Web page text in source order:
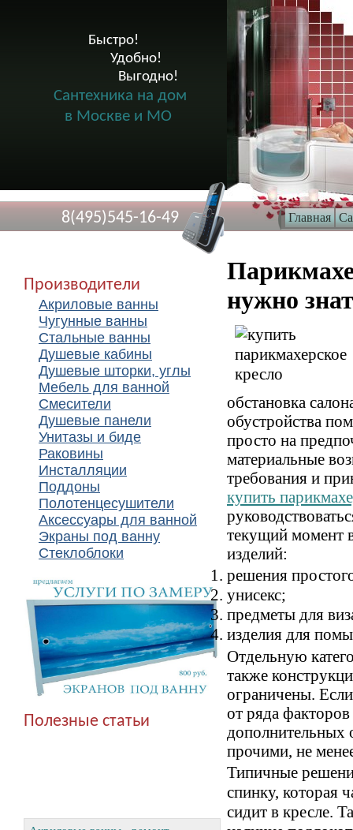
Главная
Быстро!
              Удобно!
                      Выгодно!
Сантехника на дом
в Москве и МО
8(495)545-16-49
Производители
Акриловые ванны
Чугунные ванны
Стальные ванны
Душевые кабины
Душевые шторки, углы
Мебель для ванной
Смесители
Душевые панели
Унитазы и биде
Раковины
Инсталляции
Поддоны
Полотенцесушители
Аксессуары для ванной
Экраны под ванну
Стеклоблоки
Полезные статьи
нужно
обстановка
обустройства
просто на
материальные
требования и
купить
текущий момент
изделий:
решения
унисекс;
предметы для
изделия для
Отдельную
также
ограничены.
от ряда
дополнительных
прочими, не
Типичные
спинку, которая
сидит в кресле.